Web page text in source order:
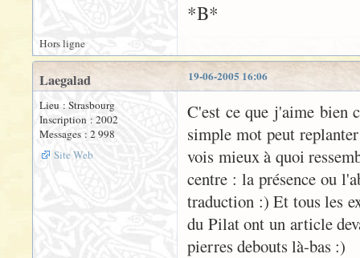
*B*
Hors ligne
19-06-2005 16:06
Laegalad
Lieu : Strasbourg
Inscription : 2002
Messages : 2 998
Site Web
C'est ce que j'aime bien
simple mot peut
vois mieux à quoi
centre : la présence ou
traduction :) Et tous les
du Pilat ont un article
pierres debouts là-bas :)